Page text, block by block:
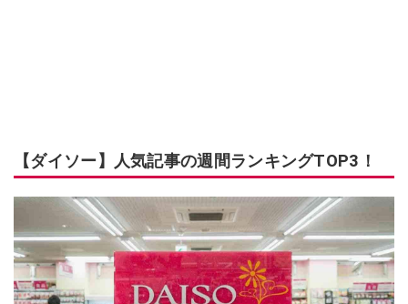
【ダイソー】人気記事の週間ランキングTOP3！